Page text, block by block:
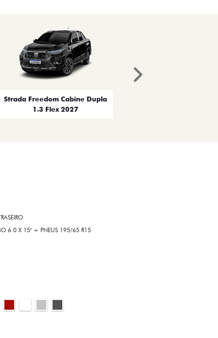
Strada Freedom Cabine Dupla
1.3 Flex 2027
Próximo
6.0 X 15" + PNEUS 195/65 R15